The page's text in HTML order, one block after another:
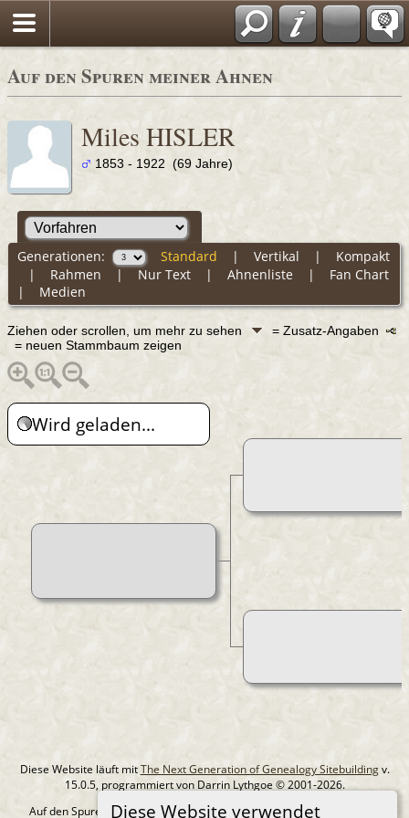
Auf den Spuren meiner Ahnen
Diese Website verwendet
Miles HISLER
1853 - 1922 (69 Jahre)
Generationen: Standard | Vertikal | Kompakt
| Rahmen | Nur Text| Ahnenliste | Fan Chart
| Medien
Ziehen oder scrollen, um mehr zu sehen
= Zusatz-Angaben
= neuen Stammbaum zeigen
Wird geladen...
Diese Website läuft mitThe Next Generation of Genealogy Sitebuildingv.
15.0.5, programmiert von Darrin Lythgoe © 2001-2026.
Auf den Spuren meiner Ahnen - erstellt und betreut vonMIchael Klein